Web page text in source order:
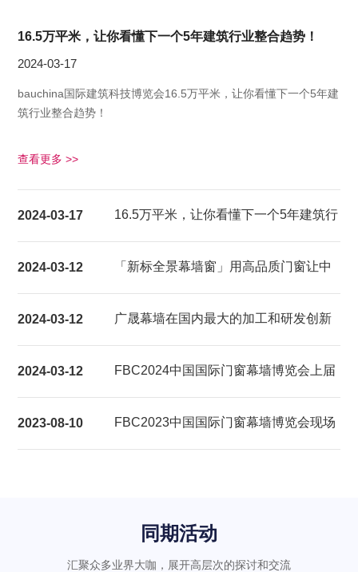
16.5万平米，让你看懂下一个5年建筑行业整合趋势！
2024-03-17
bauchina国际建筑科技博览会16.5万平米，让你看懂下一个5年建
筑行业整合趋势！
查看更多 >>
2024-03-17 16.5万平米，让你看懂下一个5年建筑行
2024-03-12
「新标全景幕墙窗」用高品质门窗让中
验
2024-03-12 广晟幕墙在国内最大的加工和研发创新
2024-03-12
FBC2024中国国际门窗幕墙博览会上届
2023-08-10
FBC2023中国国际门窗幕墙博览会现场
同期活动
汇聚众多业界大咖，展开高层次的探讨和交流